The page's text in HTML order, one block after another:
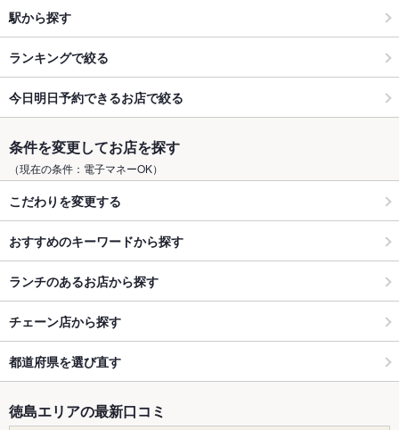
駅から探す
ランキングで絞る
今日明日予約できるお店で絞る
条件を変更してお店を探す
（現在の条件：電子マネーOK）
こだわりを変更する
おすすめのキーワードから探す
ランチのあるお店から探す
チェーン店から探す
都道府県を選び直す
徳島エリアの最新口コミ